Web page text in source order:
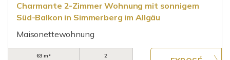
Charmante 2-Zimmer Wohnung mit sonnigem
Süd-Balkon in Simmerberg im Allgäu
Maisonettewohnung
63 m²
2